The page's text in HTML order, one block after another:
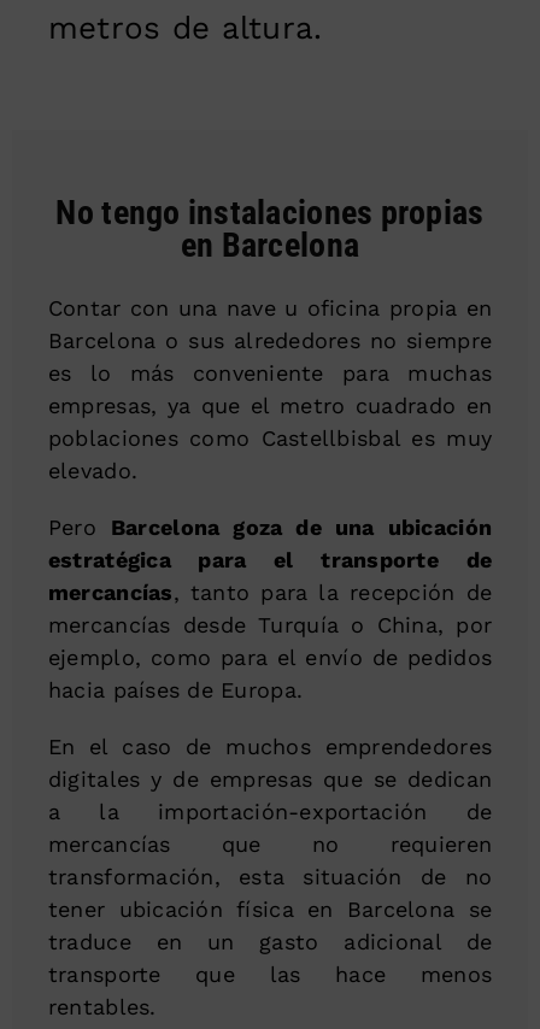
metros de altura.
No tengo instalaciones propias
en Barcelona
Contar con una nave u oficina propia en
Barcelona o sus alrededores no siempre
es lo más conveniente para muchas
empresas, ya que el metro cuadrado en
poblaciones como Castellbisbal es muy
elevado.
Pero Barcelona goza de una ubicación
estratégica para el transporte de
mercancías, tanto para la recepción de
mercancías desde Turquía o China, por
ejemplo, como para el envío de pedidos
hacia países de Europa.
En el caso de muchos emprendedores
digitales y de empresas que se dedican
a la importación-exportación de
mercancías que no requieren
transformación, esta situación de no
tener ubicación física en Barcelona se
traduce en un gasto adicional de
transporte que las hace menos
rentables.